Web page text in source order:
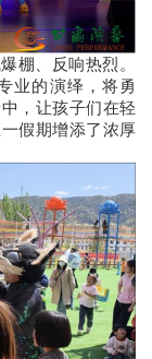
棚、反响热烈。
业的演绎，将勇
，让孩子们在轻
假期增添了浓厚